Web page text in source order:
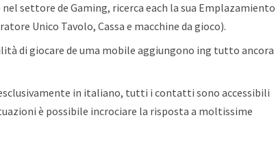
settore de Gaming, ricerca each la sua Emplazamiento
Unico Tavolo, Cassa e macchine da gioco).
di giocare de uma mobile aggiungono ing tutto ancora
in italiano, tutti i contatti sono accessibili
è possibile incrociare la risposta a moltissime